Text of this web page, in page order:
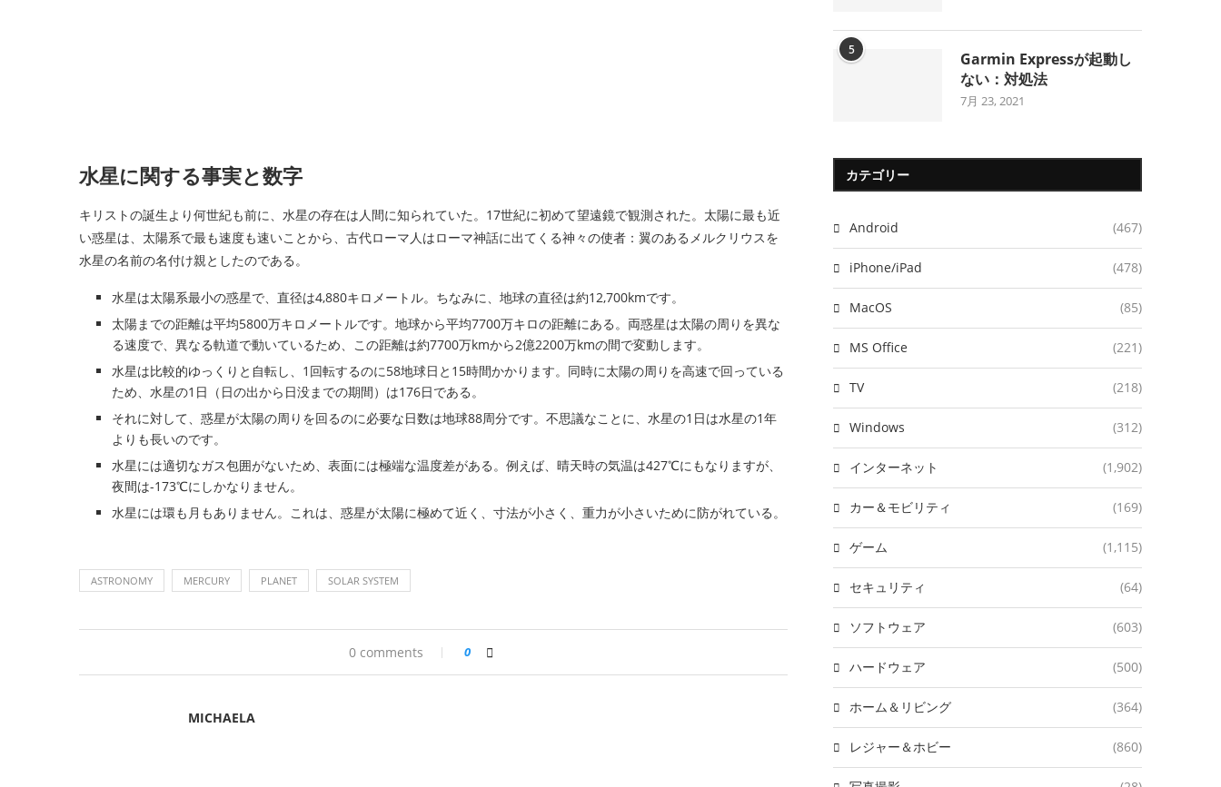
水星に関する事実と数字
キリストの誕生より何世紀も前に、水星の存在は人間に知られていた。17世紀に初めて望遠鏡で観測された。太陽に最も近
い惑星は、太陽系で最も速度も速いことから、古代ローマ人はローマ神話に出てくる神々の使者：翼のあるメルクリウスを
水星の名前の名付け親としたのである。
水星は太陽系最小の惑星で、直径は4,880キロメートル。ちなみに、地球の直径は約12,700kmです。
太陽までの距離は平均5800万キロメートルです。地球から平均7700万キロの距離にある。両惑星は太陽の周りを異な
る速度で、異なる軌道で動いているため、この距離は約7700万kmから2億2200万kmの間で変動します。
水星は比較的ゆっくりと自転し、1回転するのに58地球日と15時間かかります。同時に太陽の周りを高速で回っている
ため、水星の1日（日の出から日没までの期間）は176日である。
それに対して、惑星が太陽の周りを回るのに必要な日数は地球88周分です。不思議なことに、水星の1日は水星の1年
よりも長いのです。
水星には適切なガス包囲がないため、表面には極端な温度差がある。例えば、晴天時の気温は427℃にもなりますが、
夜間は-173℃にしかなりません。
水星には環も月もありません。これは、惑星が太陽に極めて近く、寸法が小さく、重力が小さいために防がれている。
ASTRONOMY MERCURY PLANET SOLAR SYSTEM
0 comments 0
MICHAELA
5
Garmin Expressが起動し
ない：対処法
7月 23, 2021
カテゴリー
Android (467)
iPhone/iPad (478)
MacOS (85)
MS Office (221)
TV (218)
Windows (312)
インターネット (1,902)
カー＆モビリティ (169)
ゲーム (1,115)
セキュリティ (64)
ソフトウェア (603)
ハードウェア (500)
ホーム＆リビング (364)
レジャー＆ホビー (860)